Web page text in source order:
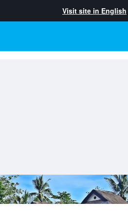
Visit site in English